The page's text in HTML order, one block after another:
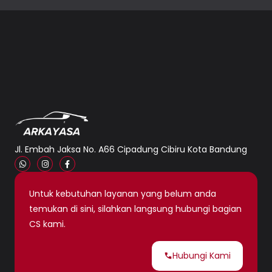
Jl. Embah Jaksa No. A66 Cipadung Cibiru Kota Bandung
Untuk kebutuhan layanan yang belum anda
temukan di sini, silahkan langsung hubungi bagian
CS kami.
Hubungi Kami